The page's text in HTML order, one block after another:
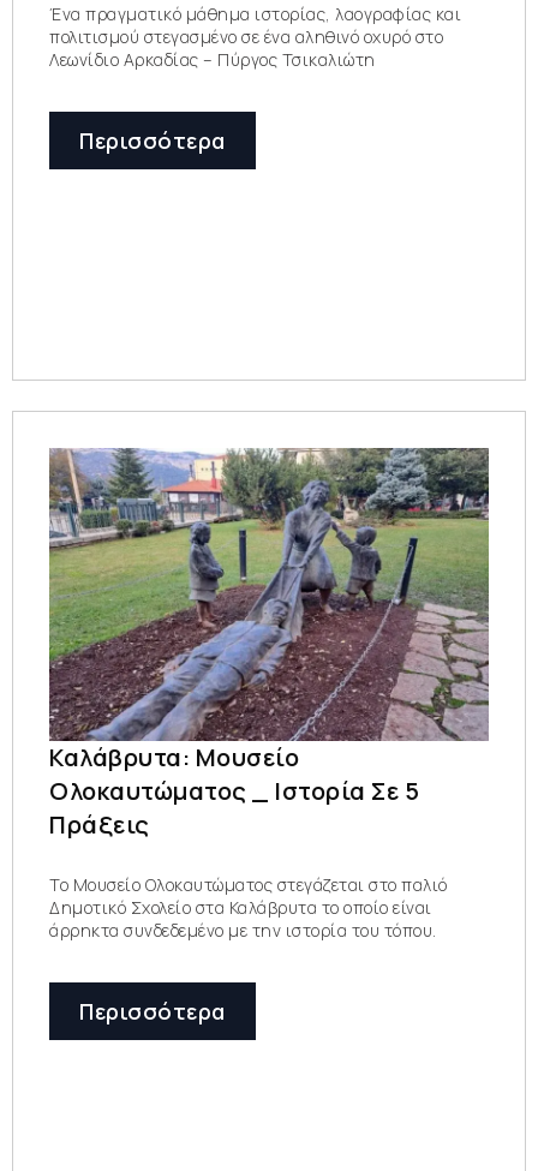
Ένα πραγματικό μάθημα ιστορίας, λαογραφίας και
πολιτισμού στεγασμένο σε ένα αληθινό οχυρό στο
Λεωνίδιο Αρκαδίας – Πύργος Τσικαλιώτη
Περισσότερα
Καλάβρυτα: Μουσείο
Ολοκαυτώματος _ Ιστορία Σε 5
Πράξεις
Το Μουσείο Ολοκαυτώματος στεγάζεται στο παλιό
Δημοτικό Σχολείο στα Καλάβρυτα το οποίο είναι
άρρηκτα συνδεδεμένο με την ιστορία του τόπου.
Περισσότερα